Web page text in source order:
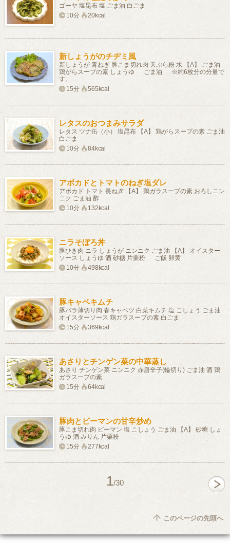
ゴーヤ 塩昆布 塩 ごま油 白ごま
10分
20kcal
新しょうがのチヂミ風
新しょうが 青ねぎ 豚こま切れ肉 天ぷら粉 水 【A】 ごま油
鶏がらスープの素 しょうゆ ごま油 ※約6枚分の分量で
す。
15分
565kcal
レタスのおつまみサラダ
レタス ツナ缶（小） 塩昆布 【A】 鶏がらスープの素 ごま油
白ごま
10分
84kcal
アボカドとトマトのねぎ塩ダレ
アボカド トマト 長ねぎ 【A】 鶏ガラスープの素 おろしニン
ニク ごま油 酢
10分
132kcal
ニラそぼろ丼
豚ひき肉 ニラ しょうが ニンニク ごま油 【A】 オイスター
ソース しょうゆ 酒 砂糖 片栗粉 ご飯 卵黄
10分
498kcal
豚キャベキムチ
豚バラ薄切り肉 春キャベツ 白菜キムチ 塩 こしょう ごま油
オイスターソース 鶏ガラスープの素 白ごま
15分
369kcal
あさりとチンゲン菜の中華蒸し
あさり チンゲン菜 ニンニク 赤唐辛子(輪切り) ごま油 酒 鶏
ガラスープの素
15分
64kcal
豚肉とピーマンの甘辛炒め
豚こま切れ肉 ピーマン 塩 こしょう ごま油 【A】 砂糖 しょ
うゆ 酒 みりん 片栗粉
15分
277kcal
1/30
このページの先頭へ